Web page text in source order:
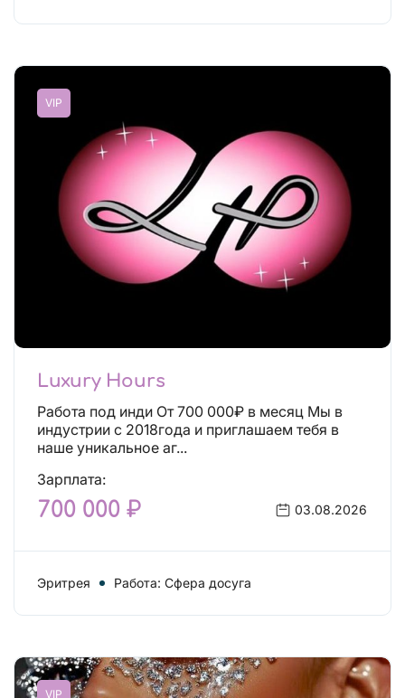
VIP
Luxury Hours
Работа под инди От 700 000₽ в месяц Мы в
индустрии с 2018года и приглашаем тебя в
наше уникальное аг...
Зарплата:
700 000 ₽ 03.08.2026
Эритрея Работа: Сфера досуга
VIP